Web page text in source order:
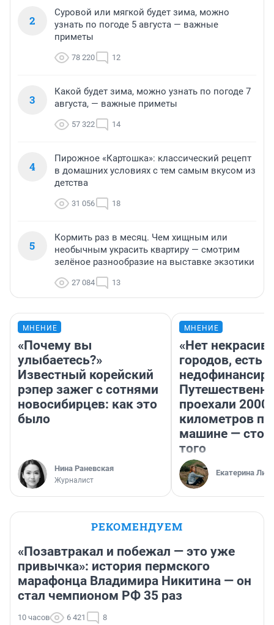
2
Суровой или мягкой будет зима, можно
узнать по погоде 5 августа — важные
приметы
78 220 12
3
Какой будет зима, можно узнать по погоде 7
августа, — важные приметы
57 322 14
4
Пирожное «Картошка»: классический рецепт
в домашних условиях с тем самым вкусом из
детства
31 056 18
5
Кормить раз в месяц. Чем хищным или
необычным украсить квартиру — смотрим
зелёное разнообразие на выставке экзотики
27 084 13
МНЕНИЕ
«Почему вы
улыбаетесь?»
Известный корейский
рэпер зажег с сотнями
новосибирцев: как это
было
Нина Раневская
Журналист
МНЕНИЕ
«Нет
городов, есть
проехали 2000
километров по
машине —
того
Екатерина
РЕКОМЕНДУЕМ
«Позавтракал и побежал — это уже
привычка»: история пермского
марафонца Владимира Никитина — он
стал чемпионом РФ 35 раз
10 часов 6 421 8